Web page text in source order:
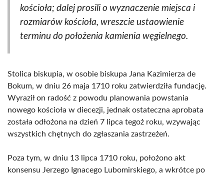
kościoła; dalej prosili o wyznaczenie miejsca i
rozmiarów kościoła, wreszcie ustaowienie
terminu do położenia kamienia węgielnego.
Stolica biskupia, w osobie biskupa Jana Kazimierza de
Bokum, w dniu 26 maja 1710 roku zatwierdziła fundację.
Wyraził on radość z powodu planowania powstania
nowego kościoła w diecezji, jednak ostateczna aprobata
została odłożona na dzień 7 lipca tegoż roku, wzywając
wszystkich chętnych do zgłaszania zastrzeżeń.
Poza tym, w dniu 13 lipca 1710 roku, położono akt
konsensu Jerzego Ignacego Lubomirskiego, a wkrótce po